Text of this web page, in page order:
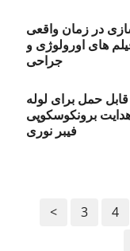
در زمان واقعی
های اورولوژی و
جراحی
حمل برای لوله
برونکوسکوپی
فیبر نوری
< 3 4